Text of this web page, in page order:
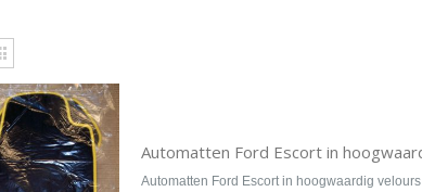
Rooster
Automatten Ford Escort in
Automatten Ford Escort in hoogwaardig